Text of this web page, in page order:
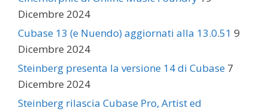
Dicembre 2024
Cubase 13 (e Nuendo) aggiornati alla 13.0.51 9
Dicembre 2024
Steinberg presenta la versione 14 di Cubase 7
Dicembre 2024
Steinberg rilascia Cubase Pro, Artist ed